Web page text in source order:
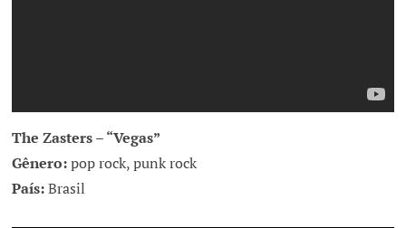
The Zasters – “Vegas”
Gênero:pop rock, punk rock
País:Brasil